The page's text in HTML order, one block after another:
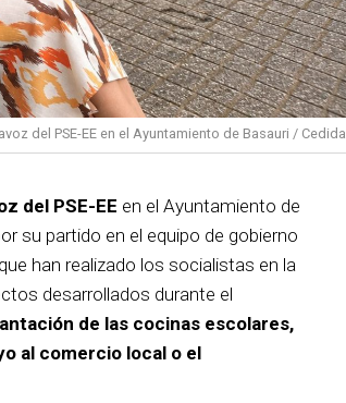
del PSE-EE en el Ayuntamiento de Basauri / Cedida
del PSE-EE en el Ayuntamiento de
su partido en el equipo de gobierno
han realizado los socialistas en la
desarrollados durante el
de las cocinas escolares,
al comercio local o el